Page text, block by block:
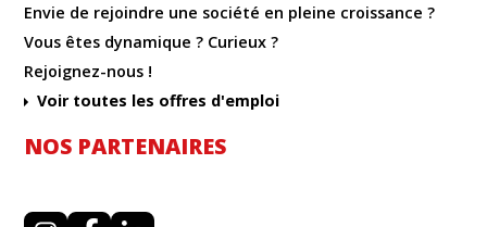
Envie de rejoindre une société en pleine croissance ?
Vous êtes dynamique ? Curieux ?
Rejoignez-nous !
Voir toutes les offres d'emploi
NOS PARTENAIRES